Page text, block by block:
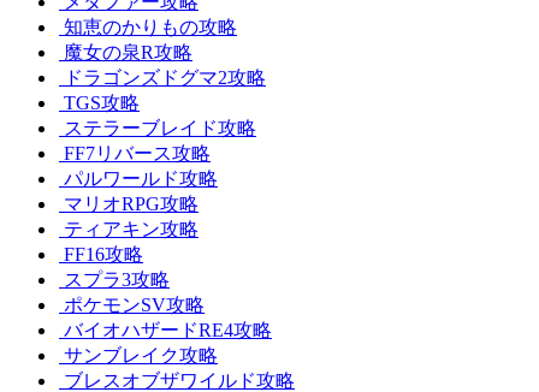
知恵のかりもの攻略
魔女の泉R攻略
ドラゴンズドグマ2攻略
TGS攻略
ステラーブレイド攻略
FF7リバース攻略
パルワールド攻略
マリオRPG攻略
ティアキン攻略
FF16攻略
スプラ3攻略
ポケモンSV攻略
バイオハザードRE4攻略
サンブレイク攻略
ブレスオブザワイルド攻略